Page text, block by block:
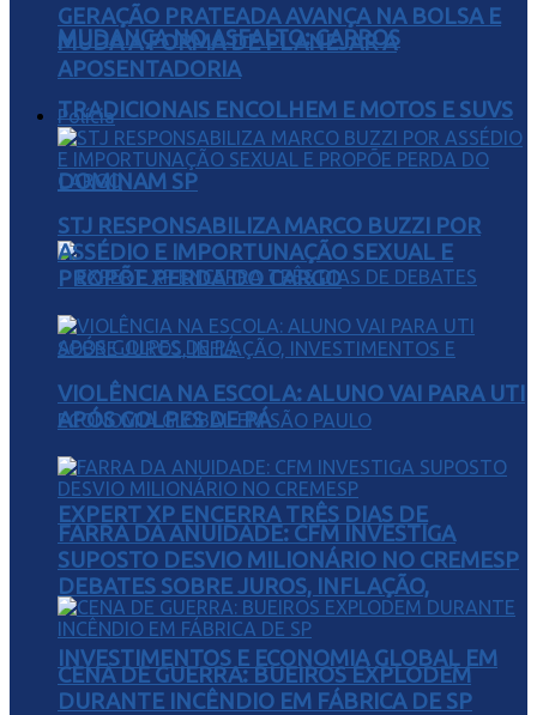
MUDANÇA NO ASFALTO: CARROS
TRADICIONAIS ENCOLHEM E MOTOS E SUVS
DOMINAM SP
EXPERT XP ENCERRA TRÊS DIAS DE
DEBATES SOBRE JUROS, INFLAÇÃO,
INVESTIMENTOS E ECONOMIA GLOBAL EM
GERAÇÃO PRATEADA AVANÇA NA BOLSA E
MUDA A FORMA DE PLANEJAR A
APOSENTADORIA
Polícia
STJ RESPONSABILIZA MARCO BUZZI POR
ASSÉDIO E IMPORTUNAÇÃO SEXUAL E
PROPÕE PERDA DO CARGO
VIOLÊNCIA NA ESCOLA: ALUNO VAI PARA UTI
APÓS GOLPES DE PÁ
FARRA DA ANUIDADE: CFM INVESTIGA
SUPOSTO DESVIO MILIONÁRIO NO CREMESP
CENA DE GUERRA: BUEIROS EXPLODEM
DURANTE INCÊNDIO EM FÁBRICA DE SP